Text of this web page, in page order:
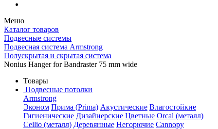
Меню
Каталог товаров
Подвесные системы
Подвесная система Armstrong
Полускрытая и скрытая система
Nonius Hanger for Bandraster 75 mm wide
Товары
Подвесные потолки
Armstrong
Эконом Прима (Prima) Акустические Влагостойкие
Гигиенические Дизайнерские Цветные Orcal (металл)
Cellio (металл) Деревянные Негорючие Cannopy